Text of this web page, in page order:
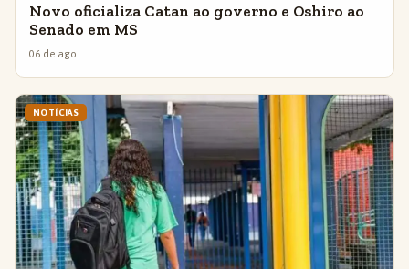
Novo oficializa Catan ao governo e Oshiro ao
Senado em MS
06 de ago.
NOTÍCIAS